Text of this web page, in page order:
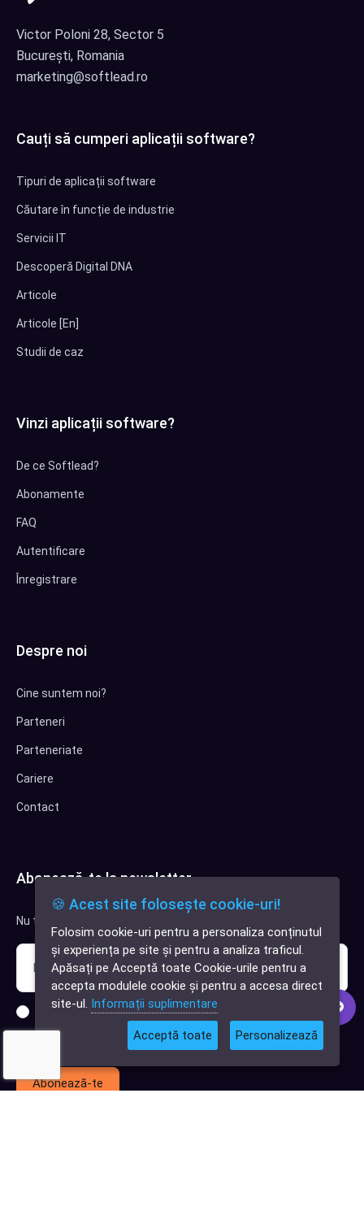
✕
Cauți o aplicație
software?
Victor Poloni 28, Sector 5
București, Romania
marketing@softlead.ro
Cauți să cumperi aplicații software?
Tipuri de aplicații software
Căutare în funcție de industrie
Servicii IT
Descoperă Digital DNA
Articole
Articole [En]
Studii de caz
Vinzi aplicații software?
De ce Softlead?
Abonamente
FAQ
Autentificare
Înregistrare
Despre noi
Cine suntem noi?
Parteneri
Parteneriate
Cariere
Contact
Abonează-te la newsletter
Nu trimitem spam, deci nu îți face griji.
Sunt interesat de clienți pentru compania mea IT
Sunt interesat de achiziții software
Abonează-te
🍪 Acest site folosește cookie-uri!
Folosim cookie-uri pentru a personaliza conținutul
și experiența pe site și pentru a analiza traficul.
Apăsați pe Acceptă toate Cookie-urile pentru a
accepta modulele cookie și pentru a accesa direct
site-ul. Informații suplimentare
Acceptă toate Personalizează